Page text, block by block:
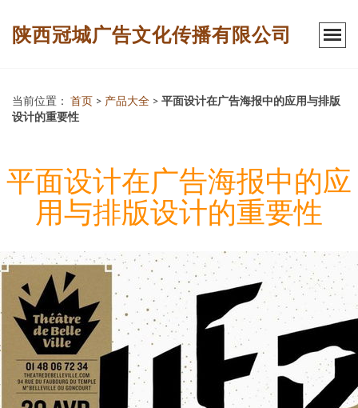
陕西冠城广告文化传播有限公司
当前位置： 首页 > 产品大全 > 平面设计在广告海报中的应用与排版
设计的重要性
平面设计在广告海报中的应
用与排版设计的重要性